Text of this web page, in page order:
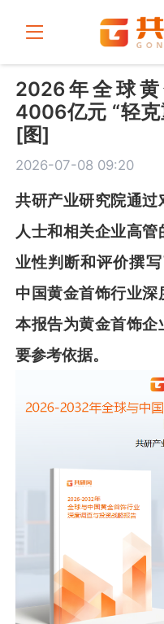
2026年全球
4006亿元 “轻
[图]
2026-07-08 09:20
共研产业研究院通
人士和相关企业高
业性判断和评价撰
中国黄金首饰行业
本报告为黄金首饰企
要参考依据。